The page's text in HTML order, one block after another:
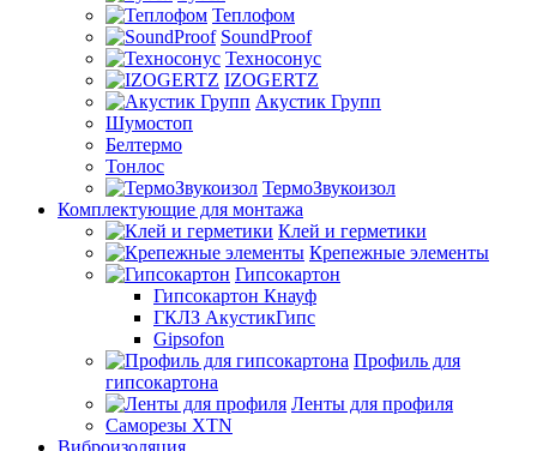
Теплофом
SoundProof
Техносонус
IZOGERTZ
Акустик Групп
Шумостоп
Белтермо
Тонлос
ТермоЗвукоизол
Комплектующие для монтажа
Клей и герметики
Крепежные элементы
Гипсокартон
Гипсокартон Кнауф
ГКЛЗ АкустикГипс
Gipsofon
Профиль для
гипсокартона
Ленты для профиля
Саморезы XTN
Виброизоляция